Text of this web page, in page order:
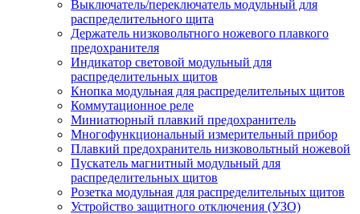
Выключатель/переключатель модульный для
распределительного щита
Держатель низковольтного ножевого плавкого
предохранителя
Индикатор световой модульный для
распределительных щитов
Кнопка модульная для распределительных щитов
Коммутационное реле
Миниатюрный плавкий предохранитель
Многофункциональный измерительный прибор
Плавкий предохранитель низковольтный ножевой
Пускатель магнитный модульный для
распределительных щитов
Розетка модульная для распределительных щитов
Устройство защитного отключения (УЗО)